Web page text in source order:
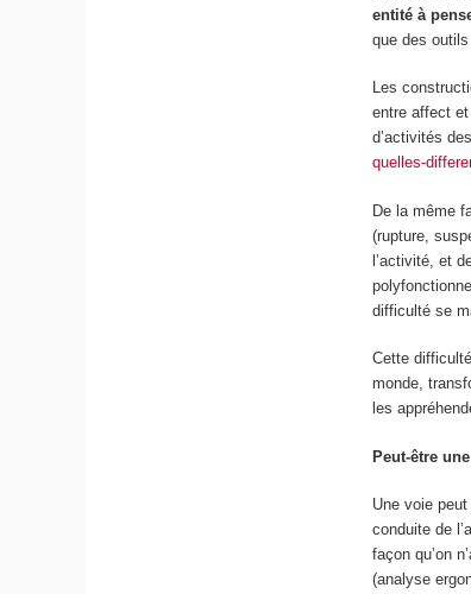
entité à
que des outils
Les
entre affect
d’activités
quelles-
De la même
(rupture,
l’activité, et
difficulté se
Cette
monde,
les
Peut-être
Une voie
conduite de
façon qu’on
(analyse